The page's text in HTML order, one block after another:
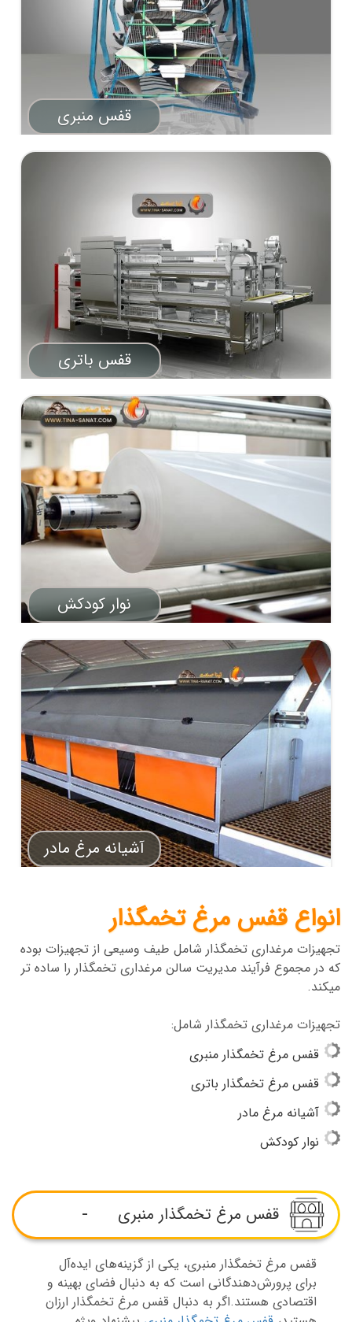
قفس منبری
قفس باتری
نوار کودکش
آشیانه مرغ مادر
انواع قفس مرغ تخمگذار
تجهیزات مرغداری تخمگذار شامل طیف وسیعی از تجهیزات بوده
که در مجموع فرآیند مدیریت سالن مرغداری تخمگذار را ساده تر
میکند.
تجهیزات مرغداری تخمگذار شامل:
قفس مرغ تخمگذار منبری
قفس مرغ تخمگذار باتری
آشیانه مرغ مادر
نوار کودکش
قفس مرغ تخمگذار منبری
قفس مرغ تخمگذار منبری، یکی از گزینه‌های ایده‌آل
برای پرورش‌دهندگانی است که به دنبال فضای بهینه و
اقتصادی هستند.اگر به دنبال قفس مرغ تخمگذار ارزان